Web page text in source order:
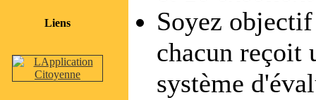
Liens
Soyez
chacun reçoit
système